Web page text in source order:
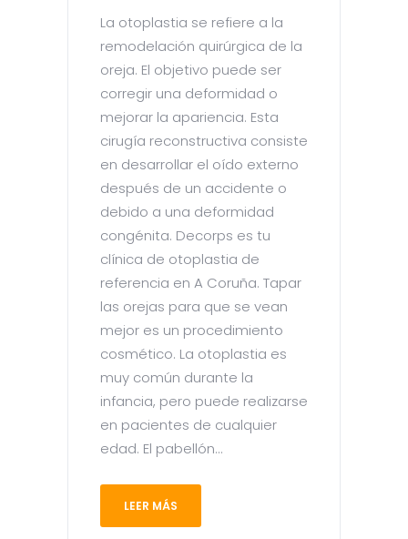
La otoplastia se refiere a la
remodelación quirúrgica de la
oreja. El objetivo puede ser
corregir una deformidad o
mejorar la apariencia. Esta
cirugía reconstructiva consiste
en desarrollar el oído externo
después de un accidente o
debido a una deformidad
congénita. Decorps es tu
clínica de otoplastia de
referencia en A Coruña. Tapar
las orejas para que se vean
mejor es un procedimiento
cosmético. La otoplastia es
muy común durante la
infancia, pero puede realizarse
en pacientes de cualquier
edad. El pabellón...
LEER MÁS